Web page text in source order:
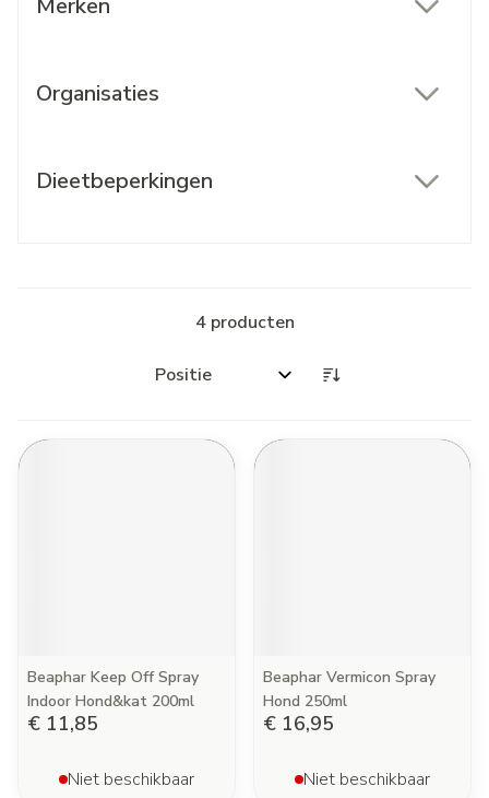
Merken
Organisaties
Dieetbeperkingen
4producten
Sorteer op:
Beaphar Keep Off Spray
Indoor Hond&kat 200ml
€ 11,85
Niet beschikbaar
Beaphar Vermicon Spray
Hond 250ml
€ 16,95
Niet beschikbaar